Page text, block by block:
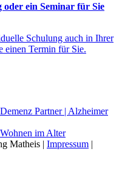
oder ein Seminar für Sie
Schulung auch in Ihrer
einen Termin für Sie.
Matheis | Impressum |